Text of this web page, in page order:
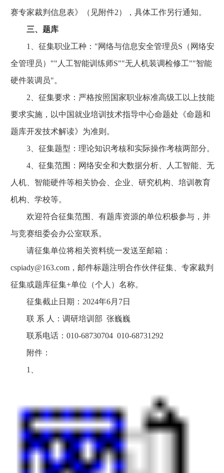
赛专家裁判信息表》（见附件2），具体工作另行通知。
三、题库
1、征集职业工种："网络与信息安全管理员S（网络安
全管理员）""人工智能训练师S""无人机装调检修工""智能
硬件装调员"。
2、征集要求：严格按照国家职业标准高级工以上技能
要求实施，以中国就业培训技术指导中心命题处《命题和
题库开发技术解读》为准则。
3、征集题型：理论知识考核和实际操作考核两部分。
4、征集范围：网络安全和大数据分析、人工智能、无
人机、智能硬件等相关协会、企业、研究机构、培训教育
机构、学校等。
欢迎符合征集范围、有题库资源的单位积极参与，并
与竞赛组委会办公室联系。
请征集单位将相关资料统一发送至邮箱：
cspiady@163.com，邮件标题注明合作伙伴征集、专家裁判
征集或题库征集+单位（个人）名称。
征集截止日期：2024年6月7日
联 系 人：调研培训部 张巍巍
联系电话：010-68730704 010-68731292
附件：
1、